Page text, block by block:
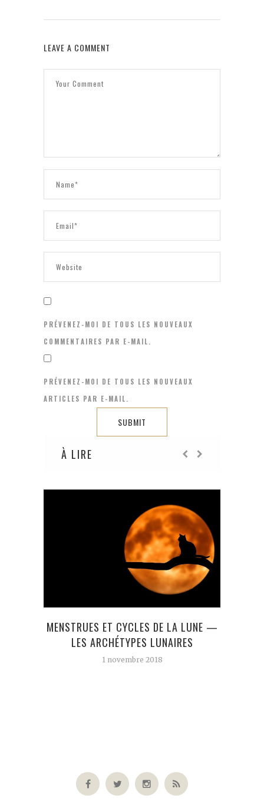
LEAVE A COMMENT
PRÉVENEZ-MOI DE TOUS LES NOUVEAUX
COMMENTAIRES PAR E-MAIL.
PRÉVENEZ-MOI DE TOUS LES NOUVEAUX
ARTICLES PAR E-MAIL.
À LIRE
MENSTRUES ET CYCLES DE LA LUNE —
LES ARCHÉTYPES LUNAIRES
1 novembre 2018